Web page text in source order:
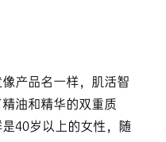
产品名一样，肌活智
油和精华的双重质
40岁以上的女性，随